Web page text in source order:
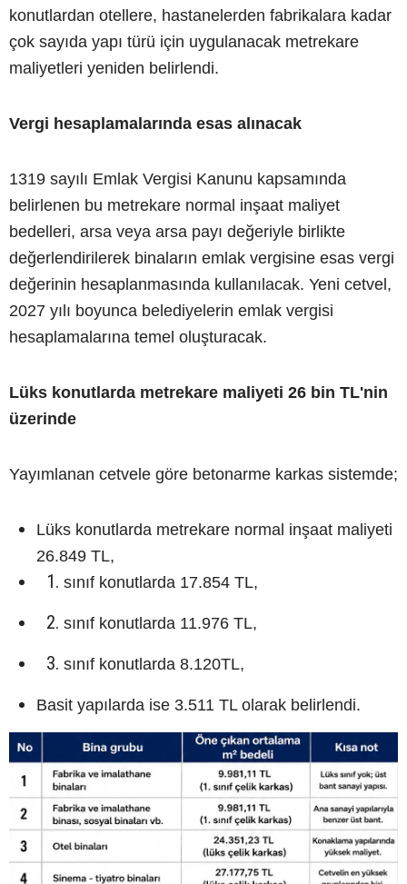
konutlardan otellere, hastanelerden fabrikalara kadar
çok sayıda yapı türü için uygulanacak metrekare
maliyetleri yeniden belirlendi.
Vergi hesaplamalarında esas alınacak
1319 sayılı Emlak Vergisi Kanunu kapsamında
belirlenen bu metrekare normal inşaat maliyet
bedelleri, arsa veya arsa payı değeriyle birlikte
değerlendirilerek binaların emlak vergisine esas vergi
değerinin hesaplanmasında kullanılacak. Yeni cetvel,
2027 yılı boyunca belediyelerin emlak vergisi
hesaplamalarına temel oluşturacak.
Lüks konutlarda metrekare maliyeti 26 bin TL'nin
üzerinde
Yayımlanan cetvele göre betonarme karkas sistemde;
Lüks konutlarda metrekare normal inşaat maliyeti
26.849 TL,
sınıf konutlarda 17.854 TL,
sınıf konutlarda 11.976 TL,
sınıf konutlarda 8.120TL,
Basit yapılarda ise 3.511 TL olarak belirlendi.